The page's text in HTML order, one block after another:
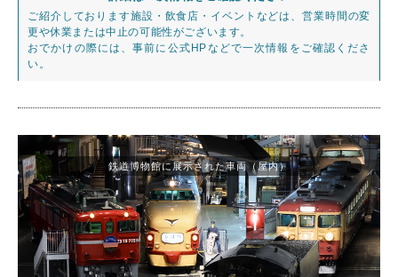
ご紹介しております施設・飲食店・イベントなどは、営業時間の変
更や休業または中止の可能性がございます。
おでかけの際には、事前に公式HPなどで一次情報をご確認くださ
い。
鉄道博物館に展示された車両（屋内）